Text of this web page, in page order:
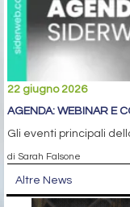
22 giugno 2026
AGENDA: WEBINAR E
Gli eventi principali
di Sarah Falsone
Altre News